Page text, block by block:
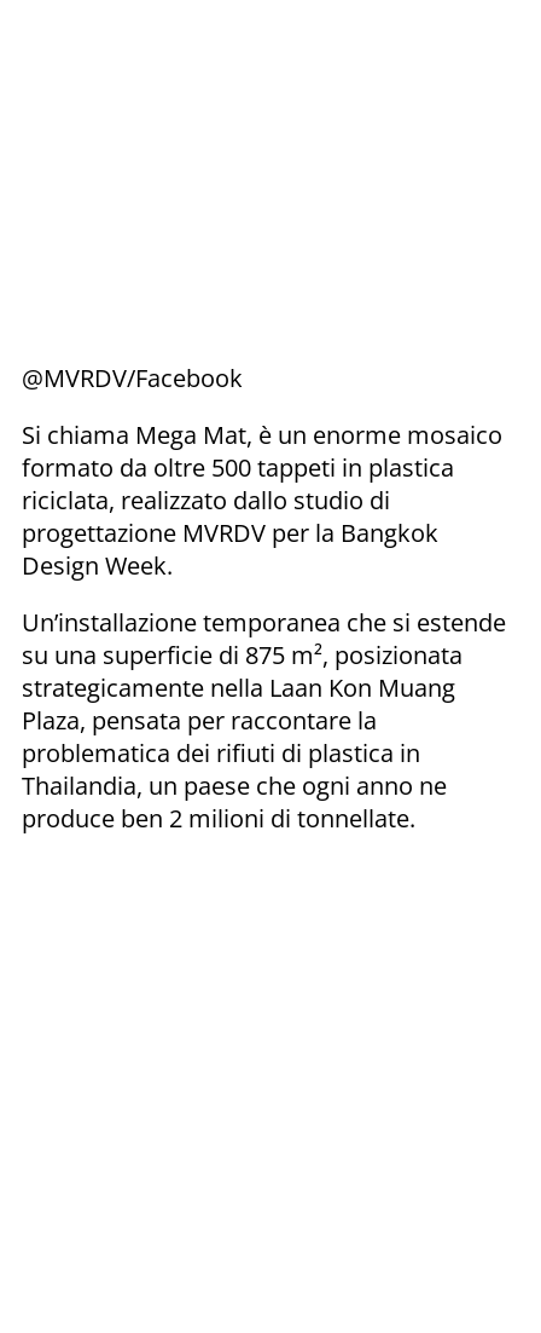
@MVRDV/Facebook
Si chiama Mega Mat, è un enorme mosaico
formato da oltre 500 tappeti in plastica
riciclata, realizzato dallo studio di
progettazione MVRDV per la Bangkok
Design Week.
Un’installazione temporanea che si estende
su una superficie di 875 m², posizionata
strategicamente nella Laan Kon Muang
Plaza, pensata per raccontare la
problematica dei rifiuti di plastica in
Thailandia, un paese che ogni anno ne
produce ben 2 milioni di tonnellate.